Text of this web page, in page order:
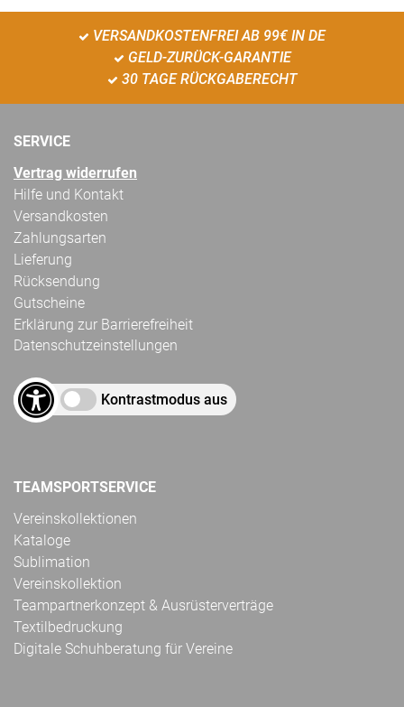
VERSANDKOSTENFREI AB 99€ IN DE
GELD-ZURÜCK-GARANTIE
30 TAGE RÜCKGABERECHT
SERVICE
Vertrag widerrufen
Hilfe und Kontakt
Versandkosten
Zahlungsarten
Lieferung
Rücksendung
Gutscheine
Erklärung zur Barrierefreiheit
Datenschutzeinstellungen
Kontrastmodus aus
TEAMSPORTSERVICE
Vereinskollektionen
Kataloge
Sublimation
Vereinskollektion
Teampartnerkonzept & Ausrüsterverträge
Textilbedruckung
Digitale Schuhberatung für Vereine